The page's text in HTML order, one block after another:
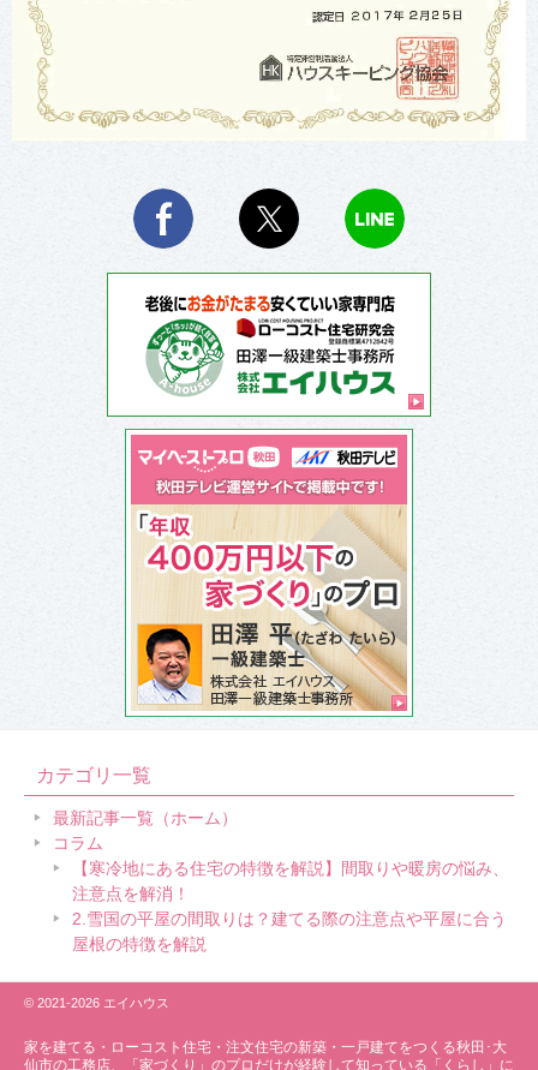
Facebook
カテゴリ一覧
最新記事一覧（ホーム）
コラム
【寒冷地にある住宅の特徴を解説】間取りや暖房の悩み、
注意点を解消！
2.雪国の平屋の間取りは？建てる際の注意点や平屋に合う
屋根の特徴を解説
© 2021-2026 エイハウス
家を建てる・ローコスト住宅・ 注文住宅の新築・一戸建てをつくる秋田･大
仙市の工務店、「家づくり」のプロだけが経験して知っている「くらし」に